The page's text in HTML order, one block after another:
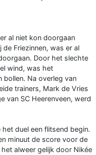
al niet kon doorgaan
Friezinnen, was er al
Door het slechte
wind, was het
bollen. Na overleg van
trainers, Mark de Vries
van SC Heerenveen, werd
duel een flitsend begin.
minuut de score voor de
alweer gelijk door Nikée